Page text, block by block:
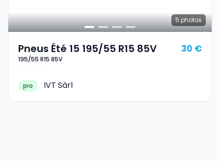
5 photos
Pneus Été 15 195/55 R15 85V
195/55 R15 85V
30 €
pro IVT Sàrl